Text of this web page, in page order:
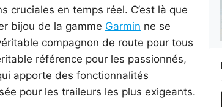
en temps réel. C’est là que
bijou de la gamme Garmin ne se
compagnon de route pour tous
référence pour les passionnés,
apporte des fonctionnalités
pour les traileurs les plus exigeants.